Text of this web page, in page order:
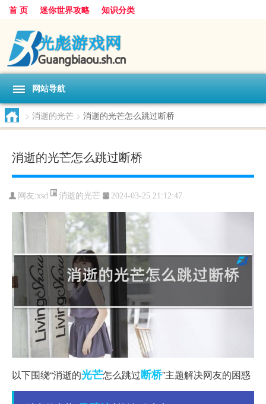
首 页 迷你世界攻略 知识分类
网站导航
> 消逝的光芒 > 消逝的光芒怎么跳过断桥
消逝的光芒怎么跳过断桥
网友:xsd 消逝的光芒 2024-03-25 21:12:47
以下围绕“消逝的光芒怎么跳过断桥”主题解决网友的困惑